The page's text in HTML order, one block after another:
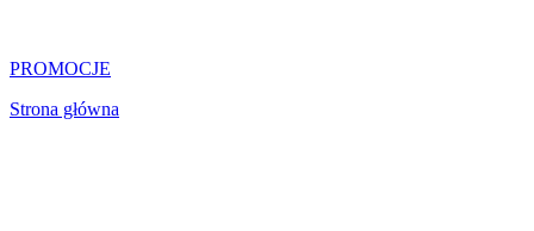
PROMOCJE
Strona główna